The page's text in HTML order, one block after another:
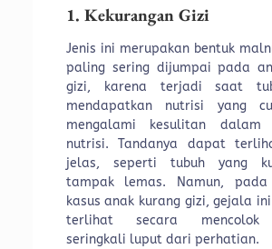
1. Kekurangan Gizi
Jenis ini merupakan bentuk
paling sering dijumpai pada
gizi, karena terjadi saat
mendapatkan nutrisi yang
mengalami kesulitan dalam
nutrisi. Tandanya dapat
jelas, seperti tubuh yang
tampak lemas. Namun, pada
kasus anak kurang gizi, gejala
terlihat secara mencolok
seringkali luput dari perhatian.